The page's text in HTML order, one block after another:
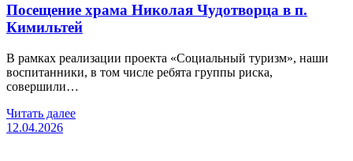
Посещение храма Николая Чудотворца в п.
Кимильтей
В рамках реализации проекта «Социальный туризм», наши
воспитанники, в том числе ребята группы риска,
совершили…
Читать далее
12.04.2026